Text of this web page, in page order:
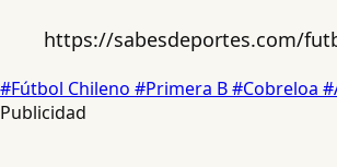
https://sabesdeportes.com/
#Fútbol Chileno #Primera B#Cobreloa
Publicidad